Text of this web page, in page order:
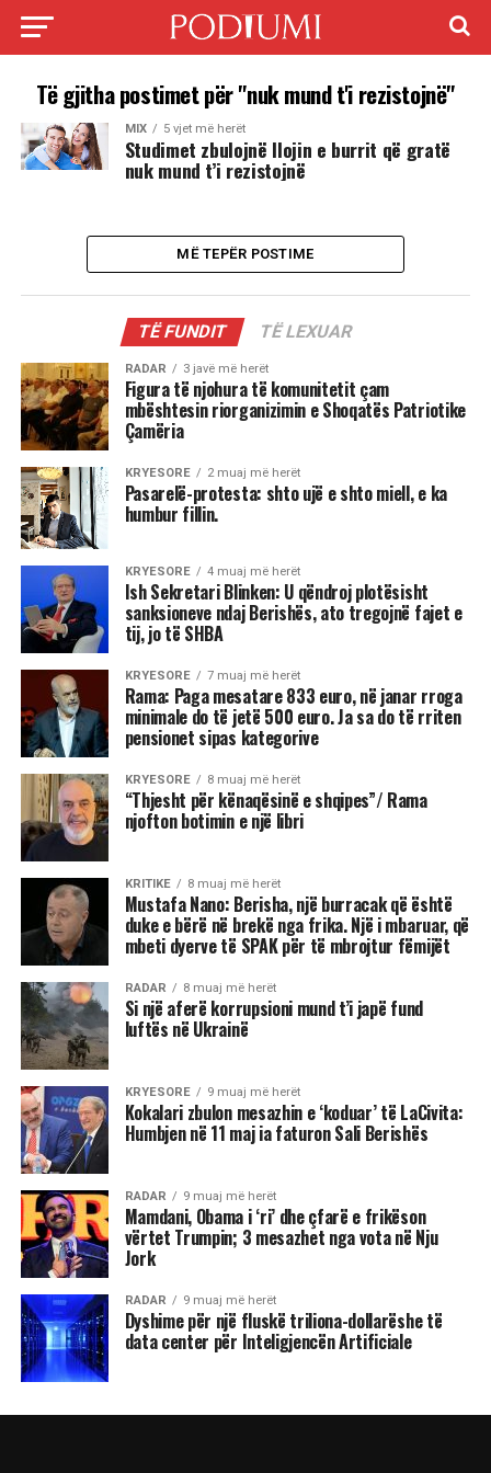
Të gjitha postimet për "nuk mund t'i rezistojnë"
MIX 5 vjet më herët
Studimet zbulojnë llojin e burrit që gratë
nuk mund t’i rezistojnë
MË TEPËR POSTIME
TË FUNDIT TË LEXUAR
RADAR 3 javë më herët
Figura të njohura të komunitetit çam
mbështesin riorganizimin e Shoqatës Patriotike
Çamëria
KRYESORE 2 muaj më herët
Pasarelë-protesta: shto ujë e shto miell, e ka
humbur fillin.
KRYESORE 4 muaj më herët
Ish Sekretari Blinken: U qëndroj plotësisht
sanksioneve ndaj Berishës, ato tregojnë fajet e
tij, jo të SHBA
KRYESORE 7 muaj më herët
Rama: Paga mesatare 833 euro, në janar rroga
minimale do të jetë 500 euro. Ja sa do të rriten
pensionet sipas kategorive
KRYESORE 8 muaj më herët
“Thjesht për kënaqësinë e shqipes”/ Rama
njofton botimin e një libri
KRITIKE 8 muaj më herët
Mustafa Nano: Berisha, një burracak që është
duke e bërë në brekë nga frika. Një i mbaruar, që
mbeti dyerve të SPAK për të mbrojtur fëmijët
RADAR 8 muaj më herët
Si një aferë korrupsioni mund t’i japë fund
luftës në Ukrainë
KRYESORE 9 muaj më herët
Kokalari zbulon mesazhin e ‘koduar’ të LaCivita:
Humbjen në 11 maj ia faturon Sali Berishës
RADAR 9 muaj më herët
Mamdani, Obama i ‘ri’ dhe çfarë e frikëson
vërtet Trumpin; 3 mesazhet nga vota në Nju
Jork
RADAR 9 muaj më herët
Dyshime për një fluskë triliona-dollarëshe të
data center për Inteligjencën Artificiale